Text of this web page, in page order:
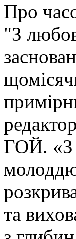
Про
"З
ГОЙ. «З
та